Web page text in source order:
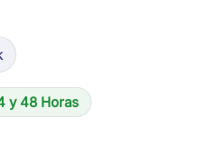
y 48 Horas